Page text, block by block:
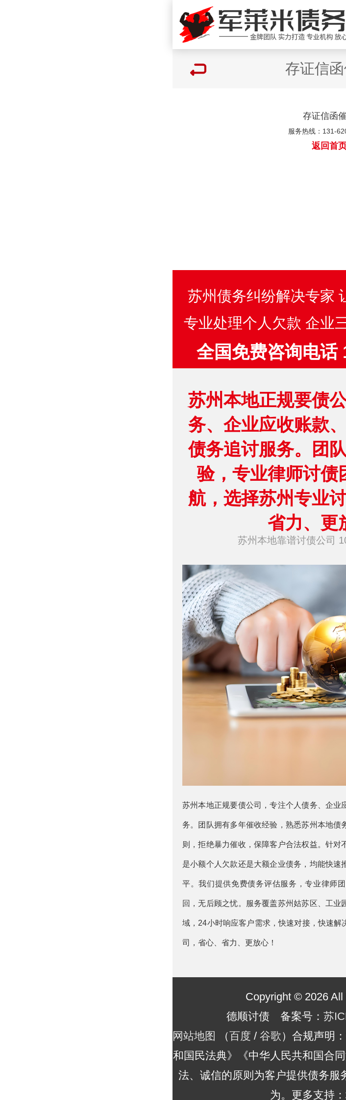
存证信
存证信函
服务热线：131-
返回首
苏州债务纠纷解决专家
专业处理个人欠款 企业
全国免费咨询电话
苏州本地正规要债
务、企业应收账款
债务追讨服务。团
验，专业律师讨债
航，选择苏州专业
省力、更
苏州本地靠谱讨债公司
苏州本地正规要债公司，专注个人债务、企业
务。团队拥有多年催收经验，熟悉苏州本地债
则，拒绝暴力催收，保障客户合法权益。针
是小额个人欠款还是大额企业债务，均能快速
平。我们提供免费债务评估服务，专业律师
回，无后顾之忧。服务覆盖苏州姑苏区、工业
域，24小时响应客户需求，快速对接，快速解
司，省心、省力、更放心！
Copyright © 2026
德顺讨债 备案号： 苏
网站地图
（百度 / 谷歌）合规声明
和国民法典》《中华人民共和国合
法、诚信的原则为客户提供债务服
为。更多支持：